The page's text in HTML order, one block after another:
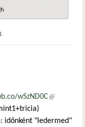
wSzND0C(külső
időnként "ledermed"